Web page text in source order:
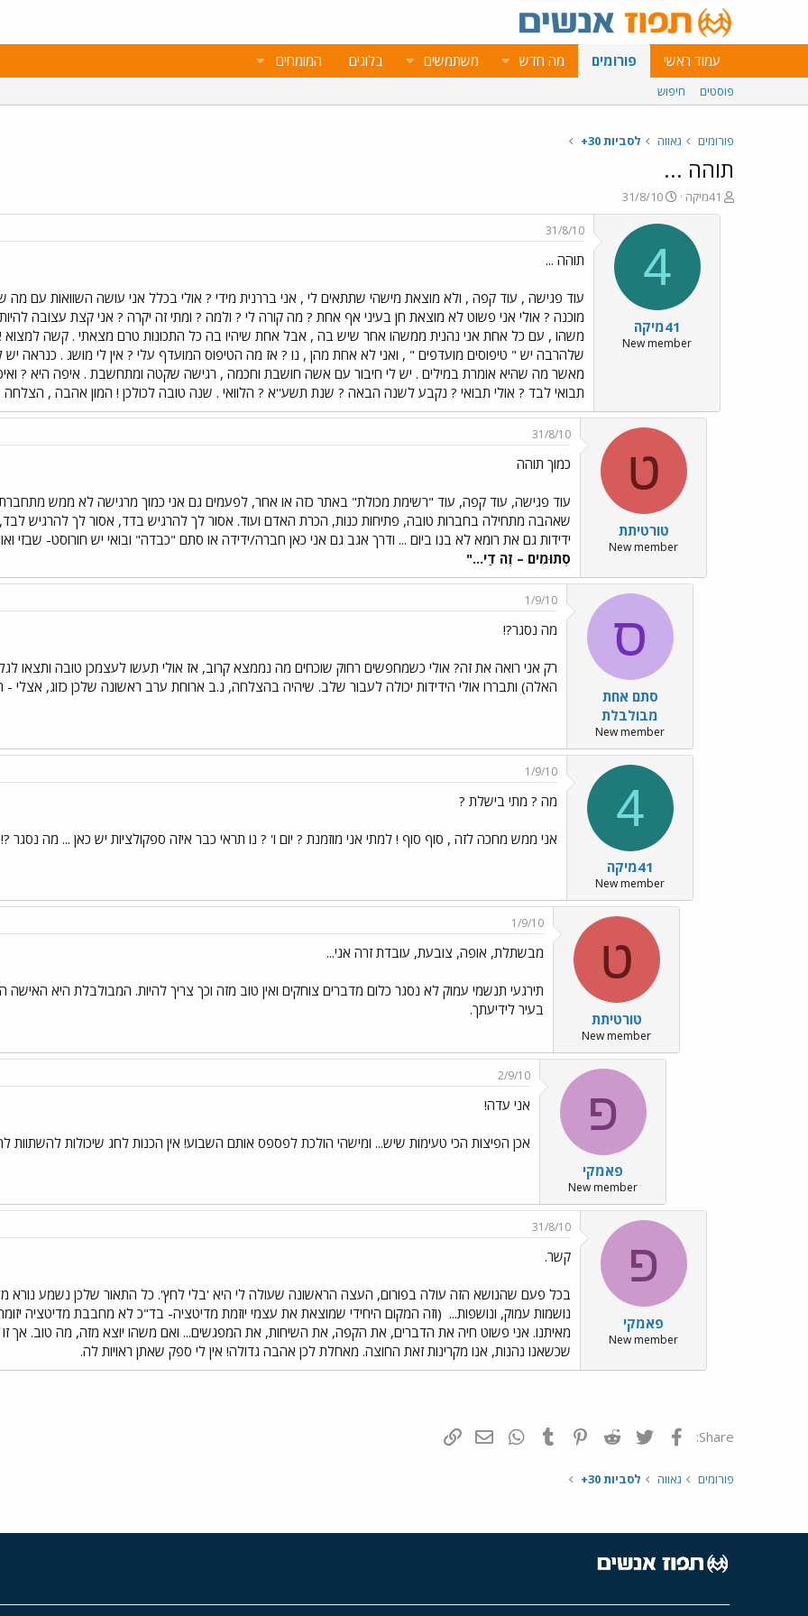
עמוד ראשי פורומים מה חדש משתמשים בלוגים המומחים
פוסטים חיפוש
פורומים גאווה לסביות 30+
תוהה ...
פ
ו
41מיקה
פ
ו
ר
ם
ב
א
ר
י
31/8/10
4
41מיקה
New member
31/8/10
תוהה ...
עוד פגישה , עוד קפה , ולא מוצאת מישהי שתתאים לי , אני בררנית מידי ? אולי בכלל אני עושה השוואות עם מה
מוכנה ? אולי אני פשוט לא מוצאת חן בעיני אף אחת ? מה קורה לי ? ולמה ? ומתי זה יקרה ? אני קצת עצובה
משהו , עם כל אחת אני נהנית ממשהו אחר שיש בה , אבל אחת שיהיו בה כל התכונות טרם מצאתי . קשה למצוא
שלהרבה יש " טיפוסים מועדפים " , ואני לא אחת מהן , נו ? אז מה הטיפוס המועדף עלי ? אין לי מושג . כנראה
מאשר מה שהיא אומרת במילים . יש לי חיבור עם אשה חושבת וחכמה , רגישה שקטה ומתחשבת . איפה היא ?
תבואי לבד ? אולי תבואי ? נקבע לשנה הבאה ? שנת תשע''א ? הלוואי . שנה טובה לכולכן ! המון אהבה , הצלחה ,
ט
טורטיתת
New member
31/8/10
כמוך תוהה
עוד פגישה, עוד קפה, עוד "רשימת מכולת" באתר כזה או אחר, לפעמים גם אני כמוך מרגישה לא ממש מתחברת
שאהבה מתחילה בחברות טובה, פתיחות כנות, הכרת האדם ועוד. אסור לך להרגיש בדד, אסור לך להרגיש
ידידות גם את רומא לא בנו ביום ... ודרך אגב גם אני כאן חברה/ידידה או סתם "כבדה" ובואי יש חורוסט- שבזי
סְתוּמִים – זֶה דַי..."
ס
סתם אחת
מבולבלת
New member
1/9/10
מה נסגר?!
רק אני רואה את זה? אולי כשמחפשים רחוק שוכחים מה נממצא קרוב, אז אולי תעשו לעצמכן טובה ותצאו
האלה) ותבררו אולי הידידות יכולה לעבור שלב. שיהיה בהצלחה, נ.ב ארוחת ערב ראשונה שלכן כזוג, אצלי
4
41מיקה
New member
1/9/10
מה ? מתי בישלת ?
אני ממש מחכה לזה , סוף סוף ! למתי אני מוזמנת ? יום ו' ? נו תראי כבר איזה ספקולציות יש כאן ... מה
ט
טורטיתת
New member
1/9/10
מבשתלת, אופה, צובעת, עובדת זרה אני...
תירגעי תנשמי עמוק לא נסגר כלום מדברים צוחקים ואין טוב מזה וכך צריך להיות. המבולבלת היא
בעיר לידיעתך.
פ
פאמקי
New member
2/9/10
אני עדה!
אכן הפיצות הכי טעימות שיש... ומישהי הולכת לפספס אותם השבוע! אין הכנות לחג שיכולות להשתוות
פ
פאמקי
New member
31/8/10
קשר.
בכל פעם שהנושא הזה עולה בפורום, העצה הראשונה שעולה לי היא 'בלי לחץ'. כל התאור שלכן נשמע נורא
נושמות עמוק, ונושפות... (וזה המקום היחידי שמוצאת את עצמי יוזמת מדיטציה- בד"כ לא מחבבת מדיטציה
מאיתנו. אני פשוט חיה את הדברים, את הקפה, את השיחות, את המפגשים... ואם משהו יוצא מזה, מה טוב.
שכשאנו נהנות, אנו מקרינות זאת החוצה. מאחלת לכן אהבה גדולה! אין לי ספק שאתן ראויות לה.
Share: פייסבוק Twitter
Reddit
Pinterest
Tumblr
WhatsAppדואר אלקטרוני
פורומים גאווה לסביות 30+